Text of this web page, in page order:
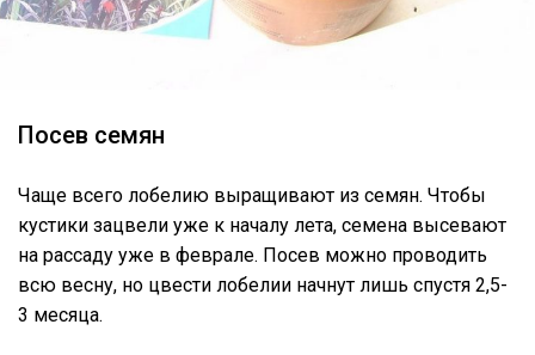
Посев семян
Чаще всего лобелию выращивают из семян. Чтобы
кустики зацвели уже к началу лета, семена высевают
на рассаду уже в феврале. Посев можно проводить
всю весну, но цвести лобелии начнут лишь спустя 2,5-
3 месяца.